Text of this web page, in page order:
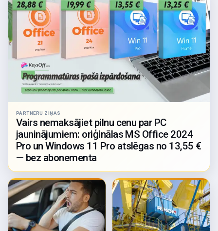
PARTNERU ZIŅAS
Vairs nemaksājiet pilnu cenu par PC
jauninājumiem: oriģinālas MS Office 2024
Pro un Windows 11 Pro atslēgas no 13,55 €
— bez abonementa